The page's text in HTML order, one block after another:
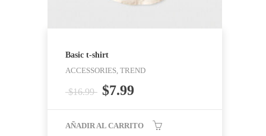
Basic t-shirt
ACCESSORIES, TREND
$16.99 $7.99
AÑADIR AL CARRITO